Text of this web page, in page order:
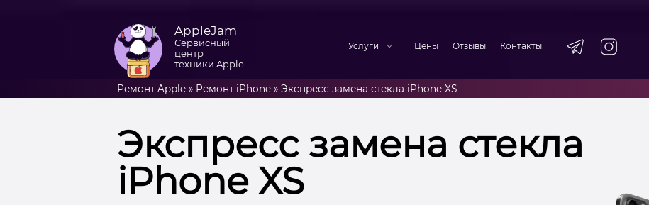
AppleJam
Сервисный
центр
техники Apple
Услуги Цены Отзывы Контакты
Ремонт Apple» Ремонт iPhone» Экспресс замена стекла iPhone XS
Экспресс замена стекла
iPhone XS